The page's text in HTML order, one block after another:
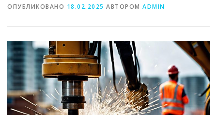
СТАТЬИ
ОПУБЛИКОВАНО 18.02.2025 АВТОРОМ ADMIN